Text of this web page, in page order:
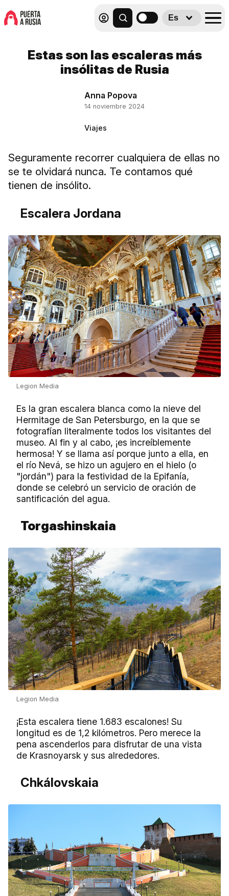
Es
Estas son las escaleras más
insólitas de Rusia
Anna Popova
14 noviembre 2024
Viajes
Seguramente recorrer cualquiera de ellas no
se te olvidará nunca. Te contamos qué
tienen de insólito.
Escalera Jordana
Legion Media
Es la gran escalera blanca como la nieve del
Hermitage de San Petersburgo, en la que se
fotografían literalmente todos los visitantes del
museo. Al fin y al cabo, ¡es increíblemente
hermosa! Y se llama así porque junto a ella, en
el río Nevá, se hizo un agujero en el hielo (o
"jordán") para la festividad de la Epifanía,
donde se celebró un servicio de oración de
santificación del agua.
Torgashinskaia
Legion Media
¡Esta escalera tiene 1.683 escalones! Su
longitud es de 1,2 kilómetros. Pero merece la
pena ascenderlos para disfrutar de una vista
de Krasnoyarsk y sus alrededores.
Chkálovskaia